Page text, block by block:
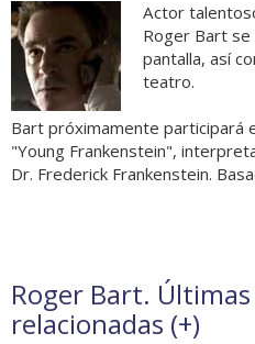
Actor
Roger Bart se
pantalla, así
teatro.
Bart próximamente participará
"Young Frankenstein",
Dr. Frederick Frankenstein.
Roger Bart.
relacionadas (+)